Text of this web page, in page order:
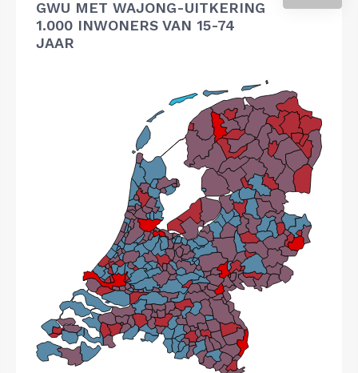
GWU MET WAJONG-UITKERING
1.000 INWONERS VAN 15-74
JAAR